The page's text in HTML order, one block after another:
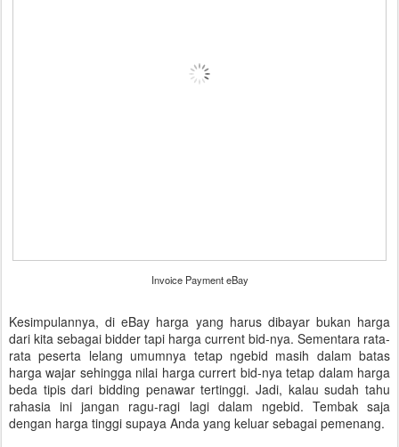
Invoice Payment eBay
Kesimpulannya, di eBay harga yang harus dibayar bukan harga
dari kita sebagai bidder tapi harga current bid-nya. Sementara rata-
rata peserta lelang umumnya tetap ngebid masih dalam batas
harga wajar sehingga nilai harga currert bid-nya tetap dalam harga
beda tipis dari bidding penawar tertinggi. Jadi, kalau sudah tahu
rahasia ini jangan ragu-ragi lagi dalam ngebid. Tembak saja
dengan harga tinggi supaya Anda yang keluar sebagai pemenang.